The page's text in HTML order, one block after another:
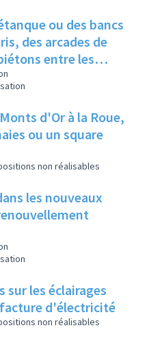
ou des bancs
des arcades de
entre les
d'Or à la Roue,
ou un square
non réalisables
sur les éclairages
d'électricité
non réalisables